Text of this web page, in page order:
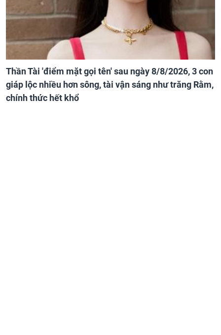
Thần Tài 'điểm mặt gọi tên' sau ngày 8/8/2026, 3 con
giáp lộc nhiều hơn sông, tài vận sáng như trăng Rằm,
chính thức hết khổ